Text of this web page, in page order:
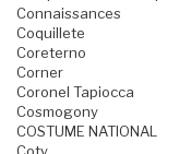
Connaissances
Coquillete
Coreterno
Corner
Coronel Tapiocca
Cosmogony
COSTUME NATIONAL